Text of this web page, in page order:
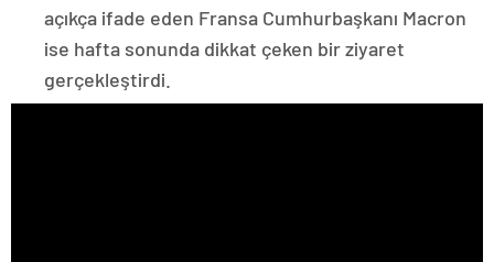
açıkça ifade eden Fransa Cumhurbaşkanı Macron
ise hafta sonunda dikkat çeken bir ziyaret
gerçekleştirdi.